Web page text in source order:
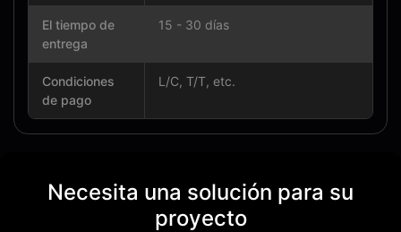
El tiempo de
entrega
15 - 30 días
Condiciones
de pago
L/C, T/T, etc.
Necesita una solución para su
proyecto